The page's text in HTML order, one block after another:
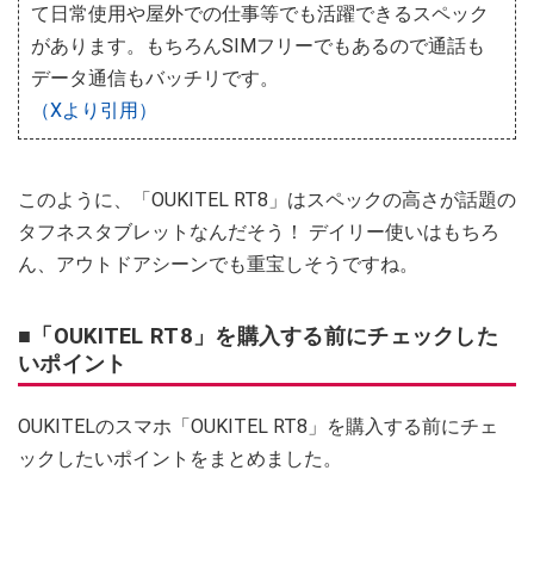
て日常使用や屋外での仕事等でも活躍できるスペック
があります。もちろんSIMフリーでもあるので通話も
データ通信もバッチリです。
（Xより引用）
このように、「OUKITEL RT8」はスペックの高さが話題の
タフネスタブレットなんだそう！ デイリー使いはもちろ
ん、アウトドアシーンでも重宝しそうですね。
■「OUKITEL RT8」を購入する前にチェックした
いポイント
OUKITELのスマホ「OUKITEL RT8」を購入する前にチェ
ックしたいポイントをまとめました。